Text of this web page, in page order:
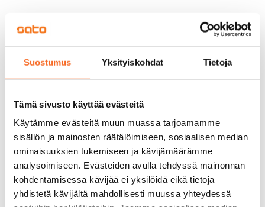
Suostumus Yksityiskohdat Tietoja
Tämä sivusto käyttää evästeitä
Käytämme evästeitä muun muassa tarjoamamme
sisällön ja mainosten räätälöimiseen, sosiaalisen median
ominaisuuksien tukemiseen ja kävijämäärämme
analysoimiseen. Evästeiden avulla tehdyssä mainonnan
kohdentamisessa kävijää ei yksilöidä eikä tietoja
yhdistetä kävijältä mahdollisesti muussa yhteydessä
Sinua saattaisi kiinnostaa myös
1/16
Seniorille
Kyläkirkontie 13
Helsinki, Pitäjänmäki
Heti vapaa
1/27
Kutomotie 14
Helsinki, Pitäjänmäki